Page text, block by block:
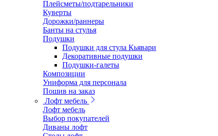
Плейсметы/подтарельники
Куверты
Дорожки/раннеры
Банты на стулья
Подушки
Подушки для стула Кьявари
Декоративные подушки
Подушки-галеты
Композиции
Униформа для персонала
Пошив на заказ
Лофт мебель
Лофт мебель
Выбор покупателей
Диваны лофт